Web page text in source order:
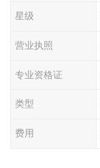
星级
营业执照
专业资格证
类型
费用